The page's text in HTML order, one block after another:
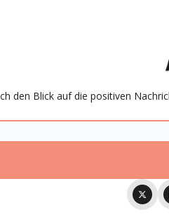
den Blick auf die positiven